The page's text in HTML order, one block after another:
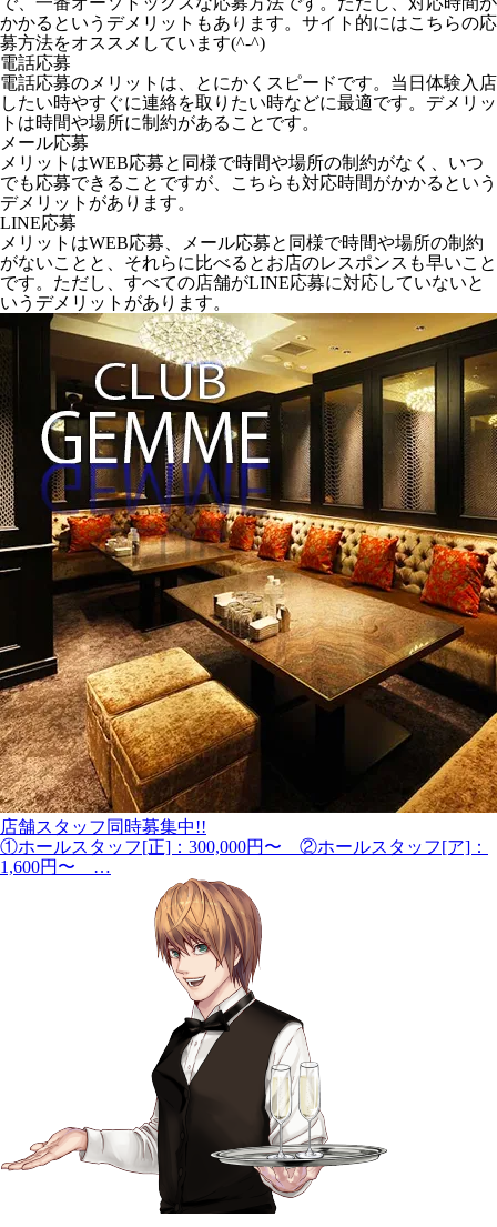
かかるというデメリットもあります。サイト的にはこちらの応
募方法をオススメしています(^-^)
電話応募
電話応募のメリットは、とにかくスピードです。当日体験入店
したい時やすぐに連絡を取りたい時などに最適です。デメリッ
トは時間や場所に制約があることです。
メール応募
メリットはWEB応募と同様で時間や場所の制約がなく、いつ
でも応募できることですが、こちらも対応時間がかかるという
デメリットがあります。
LINE応募
メリットはWEB応募、メール応募と同様で時間や場所の制約
がないことと、それらに比べるとお店のレスポンスも早いこと
です。ただし、すべての店舗がLINE応募に対応していないと
いうデメリットがあります。
店舗スタッフ同時募集中!!
①ホールスタッフ[正]：300,000円〜 ②ホールスタッフ[ア]：
1,600円〜 …